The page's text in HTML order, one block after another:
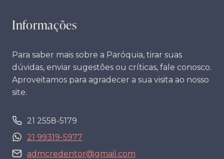
Informações
Para saber mais sobre a Paróquia, tirar suas
dúvidas, enviar sugestões ou críticas, fale conosco.
Aproveitamos para agradecer a sua visita ao nosso
site.
21 2558-5179
21 99319-5977
admcredentor@gmail.com